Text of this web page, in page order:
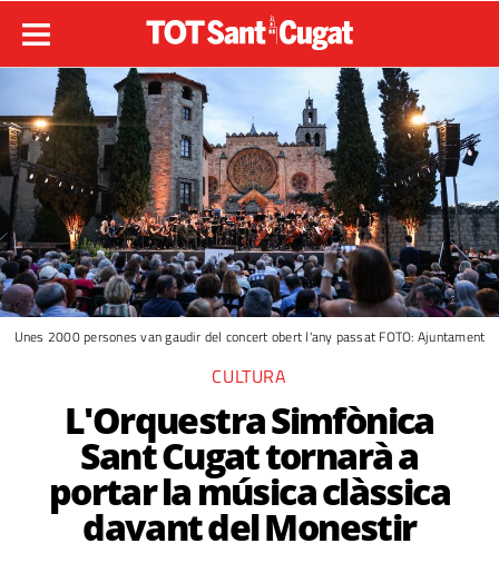
Unes 2000 persones van gaudir del concert obert l'any passat FOTO: Ajuntament
CULTURA
L'Orquestra Simfònica
Sant Cugat tornarà a
portar la música clàssica
davant del Monestir